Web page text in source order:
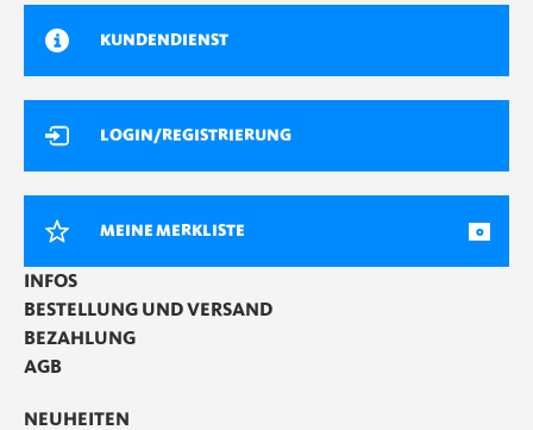
KUNDENDIENST
LOGIN/REGISTRIERUNG
MEINE MERKLISTE 0
INFOS
BESTELLUNG UND VERSAND
BEZAHLUNG
AGB
NEUHEITEN